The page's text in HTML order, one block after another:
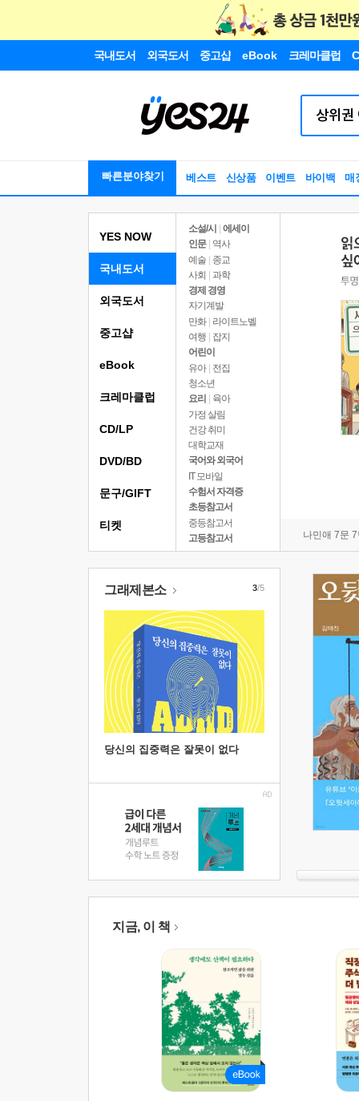
국내도서 외국도서 중고샵 eBook 크레마클럽
빠른분야찾기 베스트 신상품 이벤트 바이백 매
YES NOW
국내도서
소설/시
에세이
인문
역사
예술 | 종교
사회 | 과학
경제 경영
자기계발
만화 | 라이트노벨
여행
잡지
어린이
유아 | 전집
청소년
요리
육아
가정 살림
건강 취미
대학교재
국어와 외국어
IT 모바일
수험서 자격증
초등참고서
중등참고서
고등참고서
나민애 7문
외국도서
중고샵
eBook
크레마클럽
CD/LP
DVD/BD
문구/GIFT
티켓
그래제본소
당신의 집중력은 잘못이 없다
3/5
지금, 이 책